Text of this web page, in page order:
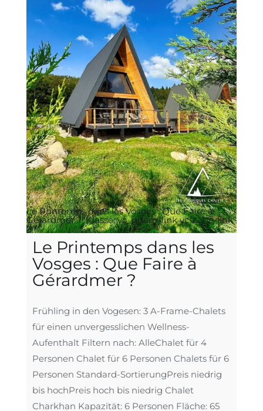
Le Printemps dans les Vosges : Que Faire à
Gérardmer ?"Klasse: vc_gitem-link vc-zone-link"
>
Le Printemps dans les
Vosges : Que Faire à
Gérardmer ?
Frühling in den Vogesen: 3 A-Frame-Chalets
für einen unvergesslichen Wellness-
Aufenthalt Filtern nach: AlleChalet für 4
Personen Chalet für 6 Personen Chalets für 6
Personen Standard-SortierungPreis niedrig
bis hochPreis hoch bis niedrig Chalet
Charkhan Kapazität: 6 Personen Fläche: 65